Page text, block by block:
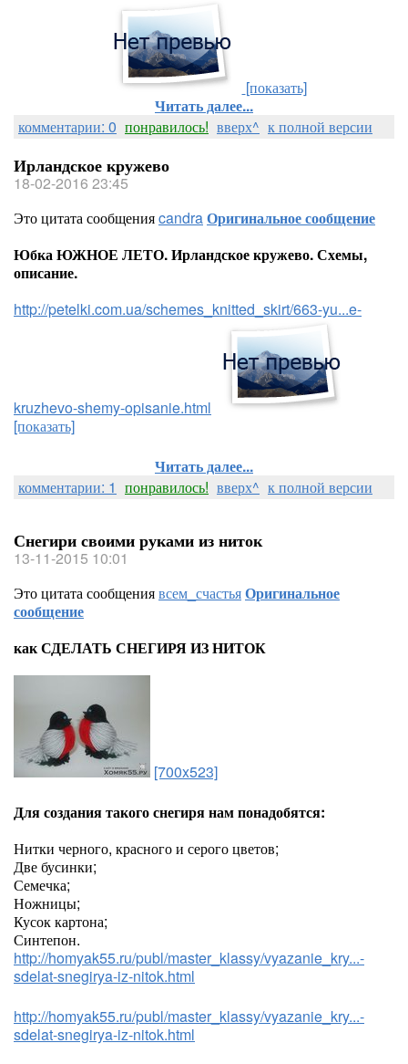
[показать]
Читать далее...
комментарии: 0 понравилось! вверх^ к полной версии
Ирландское кружево
18-02-2016 23:45
Это цитата сообщенияcandraОригинальное сообщение
Юбка ЮЖНОЕ ЛЕТО. Ирландское кружево. Схемы,
описание.
http://petelki.com.ua/schemes_knitted_skirt/663-yu...e-
kruzhevo-shemy-opisanie.html
[показать]
Читать далее...
комментарии: 1 понравилось! вверх^ к полной версии
Снегири своими руками из ниток
13-11-2015 10:01
Это цитата сообщениявсем_счастьяОригинальное
сообщение
как СДЕЛАТЬ СНЕГИРЯ ИЗ НИТОК
[700x523]
Для создания такого снегиря нам понадобятся:
Нитки черного, красного и серого цветов;
Две бусинки;
Семечка;
Ножницы;
Кусок картона;
Синтепон.
http://homyak55.ru/publ/master_klassy/vyazanie_kry...-
sdelat-snegirya-iz-nitok.html
http://homyak55.ru/publ/master_klassy/vyazanie_kry...-
sdelat-snegirya-iz-nitok.html